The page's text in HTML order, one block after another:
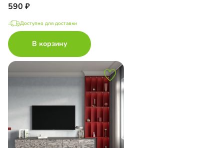
590
Доступно для доставки
В корзину